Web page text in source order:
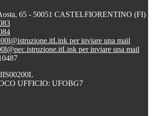
65 - 50051 CASTELFIORENTINO (FI)
Link per inviare una mail
Link per inviare una mail
UFFICIO: UFOBG7